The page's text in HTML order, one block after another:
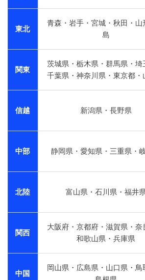
東北
青森・岩手・宮城・秋田・山
島
関東
茨城県・栃木県・群馬県・埼
千葉県・神奈川県・東京都・
信越 新潟県・長野県
中部 静岡県・愛知県・三重県・
北陸 富山県・石川県・福井
関西
大阪府・京都府・滋賀県・奈
和歌山県・兵庫県
中国
岡山県・広島県・山口県・鳥